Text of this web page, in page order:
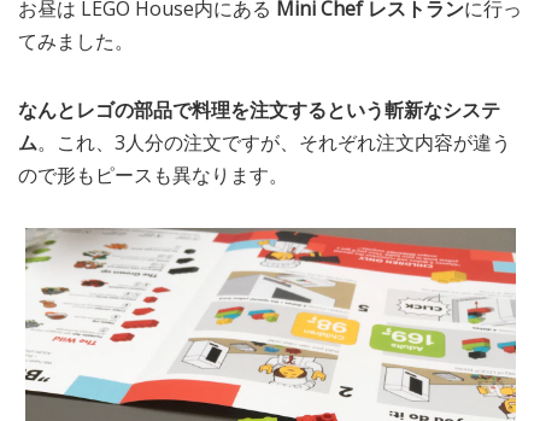
お昼は LEGO House内にある Mini Chef レストランに行っ
てみました。
なんとレゴの部品で料理を注文するという斬新なシステ
ム。これ、3人分の注文ですが、それぞれ注文内容が違う
ので形もピースも異なります。